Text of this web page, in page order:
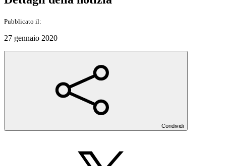
Pubblicato il:
27 gennaio 2020
Condividi